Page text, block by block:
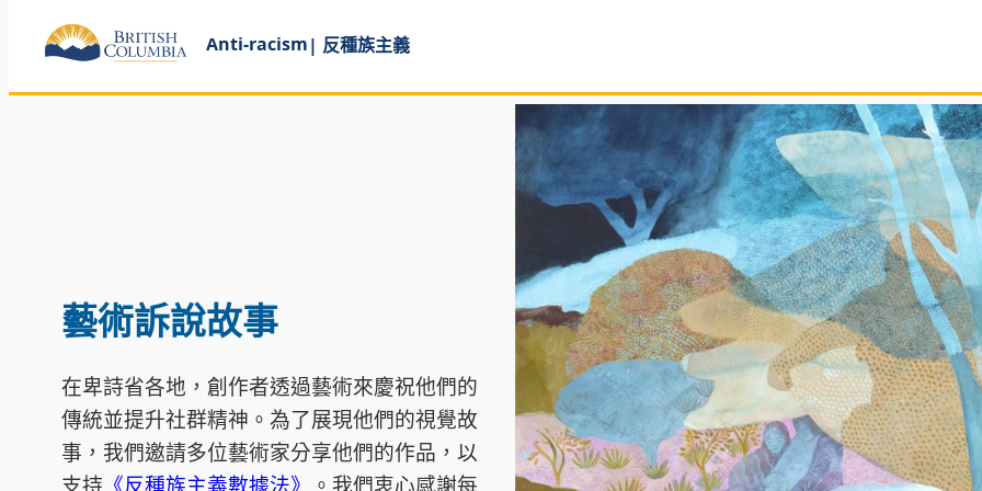
Anti-racism| 反種族主義
藝術訴說故事
在卑詩省各地，創作者透過藝術來慶祝他們的
傳統並提升社群精神。為了展現他們的視覺故
事，我們邀請多位藝術家分享他們的作品，以
支持 《反種族主義數據法》
。我們衷心感謝每